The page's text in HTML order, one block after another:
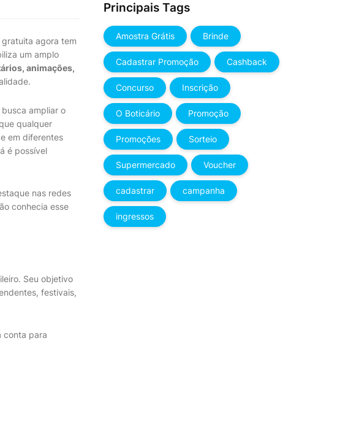
agora tem
um amplo
animações,
ampliar o
qualquer
em diferentes
é possível
nas redes
conhecia esse
Seu objetivo
festivais,
conta para
Principais Tags
Amostra Grátis Brinde
Cadastrar Promoção Cashback
Concurso Inscrição
O Boticário Promoção
Promoções Sorteio
Supermercado Voucher
cadastrar campanha
ingressos